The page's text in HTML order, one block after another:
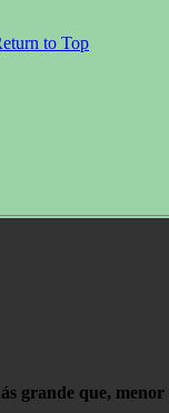
to Top
grande que, menor